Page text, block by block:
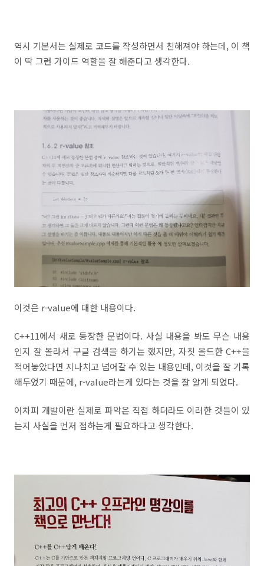
역시 기본서는 실제로 코드를 작성하면서 친해져야 하는데, 이 책
이 딱 그런 가이드 역할을 잘 해준다고 생각한다.
이것은 r-value에 대한 내용이다.
C++11에서 새로 등장한 문법이다. 사실 내용을 봐도 무슨 내용
인지 잘 몰라서 구글 검색을 하기는 했지만, 자칫 올드한 C++을
적어놓았다면 지나치고 넘어갈 수 있는 내용인데, 이것을 잘 기록
해두었기 때문에, r-value라는게 있다는 것을 잘 알게 되었다.
어차피 개발이란 실제로 파악은 직접 하더라도 이러한 것들이 있
는지 사실을 먼저 접하는게 필요하다고 생각한다.